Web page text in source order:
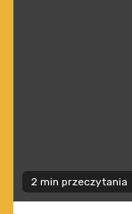
2 min przeczytania